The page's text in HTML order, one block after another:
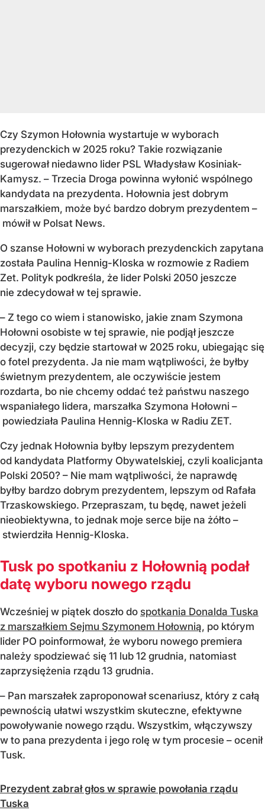
Czy Szymon Hołownia wystartuje w wyborach
prezydenckich w 2025 roku? Takie rozwiązanie
sugerował niedawno lider PSL Władysław Kosiniak-
Kamysz. – Trzecia Droga powinna wyłonić wspólnego
kandydata na prezydenta. Hołownia jest dobrym
marszałkiem, może być bardzo dobrym prezydentem –
mówił w Polsat News.
O szanse Hołowni w wyborach prezydenckich zapytana
została Paulina Hennig-Kloska w rozmowie z Radiem
Zet. Polityk podkreśla, że lider Polski 2050 jeszcze
nie zdecydował w tej sprawie.
– Z tego co wiem i stanowisko, jakie znam Szymona
Hołowni osobiste w tej sprawie, nie podjął jeszcze
decyzji, czy będzie startował w 2025 roku, ubiegając się
o fotel prezydenta. Ja nie mam wątpliwości, że byłby
świetnym prezydentem, ale oczywiście jestem
rozdarta, bo nie chcemy oddać też państwu naszego
wspaniałego lidera, marszałka Szymona Hołowni –
powiedziała Paulina Hennig-Kloska w Radiu ZET.
Czy jednak Hołownia byłby lepszym prezydentem
od kandydata Platformy Obywatelskiej, czyli koalicjanta
Polski 2050? – Nie mam wątpliwości, że naprawdę
byłby bardzo dobrym prezydentem, lepszym od Rafała
Trzaskowskiego. Przepraszam, tu będę, nawet jeżeli
nieobiektywna, to jednak moje serce bije na żółto –
stwierdziła Hennig-Kloska.
Tusk po spotkaniu z Hołownią podał
datę wyboru nowego rządu
Wcześniej w piątek doszło do spotkania Donalda Tuska
z marszałkiem Sejmu Szymonem Hołownią, po którym
lider PO poinformował, że wyboru nowego premiera
należy spodziewać się 11 lub 12 grudnia, natomiast
zaprzysiężenia rządu 13 grudnia.
– Pan marszałek zaproponował scenariusz, który z całą
pewnością ułatwi wszystkim skuteczne, efektywne
powoływanie nowego rządu. Wszystkim, włączywszy
w to pana prezydenta i jego rolę w tym procesie – ocenił
Tusk.
Prezydent zabrał głos w sprawie powołania rządu
Tuska